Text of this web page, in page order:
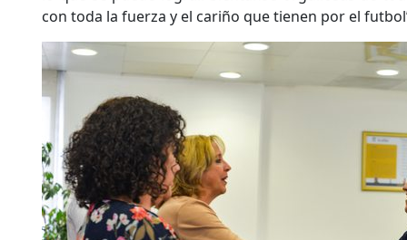
con toda la fuerza y el cariño que tienen por el